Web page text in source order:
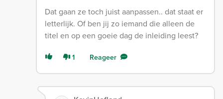
Dat gaan ze toch juist aanpassen.. dat staat er
letterlijk. Of ben jij zo iemand die alleen de
titel en op een goeie dag de inleiding leest?
1 Reageer